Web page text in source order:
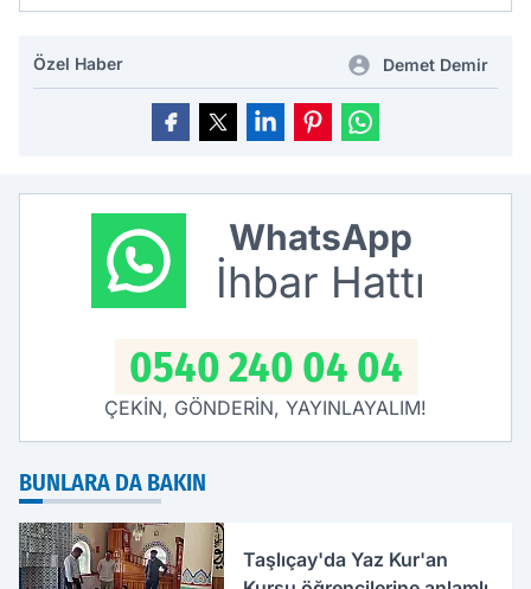
Özel Haber Demet Demir
WhatsApp
İhbar Hattı
0540 240 04 04
ÇEKİN, GÖNDERİN, YAYINLAYALIM!
BUNLARA DA BAKIN
Taşlıçay'da Yaz Kur'an